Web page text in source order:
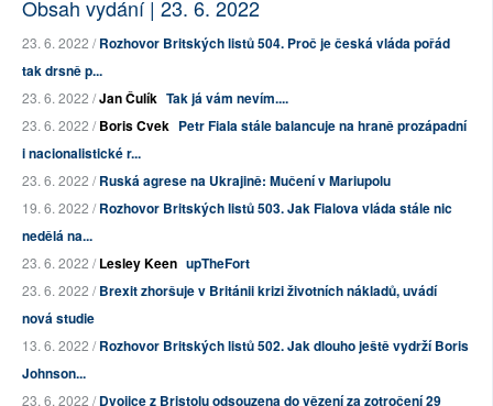
Obsah vydání | 23. 6. 2022
23. 6. 2022 /Rozhovor Britských listů 504. Proč je česká vláda pořád
tak drsně p...
23. 6. 2022 /Jan Čulík Tak já vám nevím....
23. 6. 2022 /Boris Cvek Petr Fiala stále balancuje na hraně prozápadní
i nacionalistické r...
23. 6. 2022 /Ruská agrese na Ukrajině: Mučení v Mariupolu
19. 6. 2022 /Rozhovor Britských listů 503. Jak Fialova vláda stále nic
nedělá na...
23. 6. 2022 /Lesley Keen upTheFort
23. 6. 2022 /Brexit zhoršuje v Británii krizi životních nákladů, uvádí
nová studie
13. 6. 2022 /Rozhovor Britských listů 502. Jak dlouho ještě vydrží Boris
Johnson...
23. 6. 2022 /Dvojice z Bristolu odsouzena do vězení za zotročení 29